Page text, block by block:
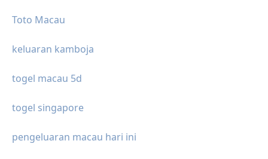
Toto Macau
keluaran kamboja
togel macau 5d
togel singapore
pengeluaran macau hari ini